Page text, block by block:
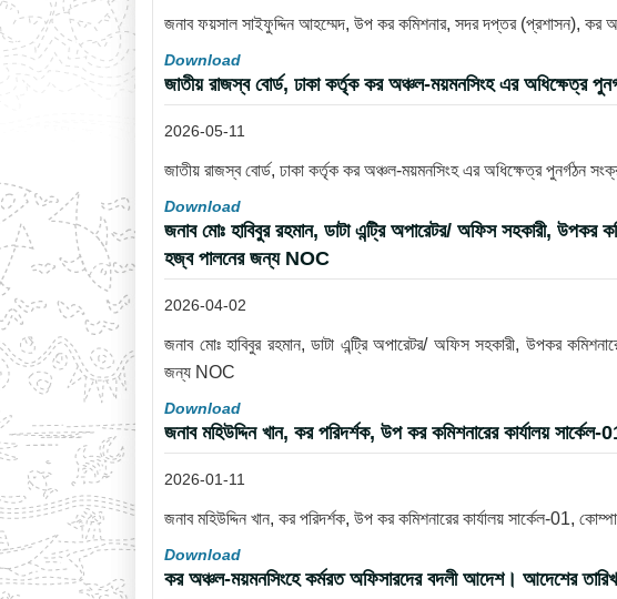
জনাব ফয়সাল সাইফুদ্দিন আহম্মেদ, উপ কর কমিশনার, সদর দপ্তর (প্রশাসন), কর
Download
জাতীয় রাজস্ব বোর্ড, ঢাকা কর্তৃক কর অঞ্চল-ময়মনসিংহ এর অধিক্ষেত্র
2026-05-11
জাতীয় রাজস্ব বোর্ড, ঢাকা কর্তৃক কর অঞ্চল-ময়মনসিংহ এর অধিক্ষেত্র পুনর্গঠন
Download
জনাব মোঃ হাবিবুর রহমান, ডাটা এন্ট্রি অপারেটর/ অফিস সহকারী, উপকর
হজ্ব পালনের জন্য NOC
2026-04-02
জনাব মোঃ হাবিবুর রহমান, ডাটা এন্ট্রি অপারেটর/ অফিস সহকারী, উপকর
জন্য NOC
Download
জনাব মহিউদ্দিন খান, কর পরিদর্শক, উপ কর কমিশনারের কার্যালয়
2026-01-11
জনাব মহিউদ্দিন খান, কর পরিদর্শক, উপ কর কমিশনারের কার্যালয় সার্কেল-01,
Download
কর অঞ্চল-ময়মনসিংহে কর্মরত অফিসারদের বদলী আদেশ। আদেশের